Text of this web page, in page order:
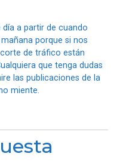
a partir de cuando
porque si nos
de tráfico están
que tenga dudas
las publicaciones de la
miente.